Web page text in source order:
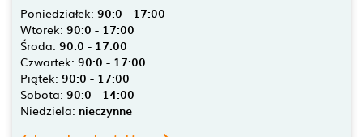
Poniedziałek: 90:0 - 17:00
Wtorek: 90:0 - 17:00
Środa: 90:0 - 17:00
Czwartek: 90:0 - 17:00
Piątek: 90:0 - 17:00
Sobota: 90:0 - 14:00
Niedziela: nieczynne